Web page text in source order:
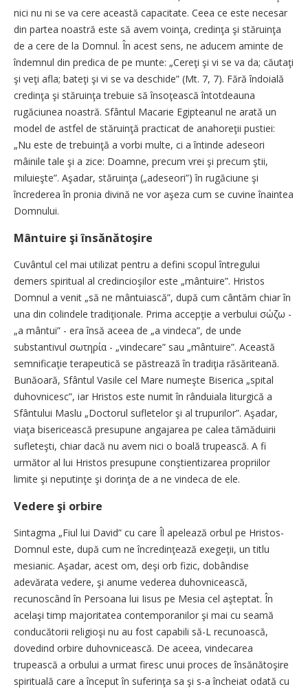
nici nu ni se va cere această capacitate. Ceea ce este necesar
din partea noastră este să avem voinţa, credinţa şi stăruinţa
de a cere de la Domnul. În acest sens, ne aducem aminte de
îndemnul din predica de pe munte: „Cereţi şi vi se va da; căutaţi
şi veţi afla; bateţi şi vi se va deschide” (Mt. 7, 7). Fără îndoială
credinţa şi stăruinţa trebuie să însoţească întotdeauna
rugăciunea noastră. Sfântul Macarie Egipteanul ne arată un
model de astfel de stăruinţă practicat de anahoreţii pustiei:
„Nu este de trebuinţă a vorbi multe, ci a întinde adeseori
mâinile tale şi a zice: Doamne, precum vrei şi precum ştii,
miluieşte”. Aşadar, stăruinţa („adeseori”) în rugăciune şi
încrederea în pronia divină ne vor aşeza cum se cuvine înaintea
Domnului.
Mântuire şi însănătoşire
Cuvântul cel mai utilizat pentru a defini scopul întregului
demers spiritual al credincioşilor este „mântuire”. Hristos
Domnul a venit „să ne mântuiască”, după cum cântăm chiar în
una din colindele tradiţionale. Prima accepţie a verbului σώζω -
„a mântui” - era însă aceea de „a vindeca”, de unde
substantivul σωτηρία - „vindecare” sau „mântuire”. Această
semnificaţie terapeutică se păstrează în tradiţia răsăriteană.
Bunăoară, Sfântul Vasile cel Mare numeşte Biserica „spital
duhovnicesc”, iar Hristos este numit în rânduiala liturgică a
Sfântului Maslu „Doctorul sufletelor şi al trupurilor”. Aşadar,
viaţa bisericească presupune angajarea pe calea tămăduirii
sufleteşti, chiar dacă nu avem nici o boală trupească. A fi
următor al lui Hristos presupune conştientizarea propriilor
limite şi neputinţe şi dorinţa de a ne vindeca de ele.
Vedere şi orbire
Sintagma „Fiul lui David” cu care Îl apelează orbul pe Hristos-
Domnul este, după cum ne încredinţează exegeţii, un titlu
mesianic. Aşadar, acest om, deşi orb fizic, dobândise
adevărata vedere, şi anume vederea duhovnicească,
recunoscând în Persoana lui Iisus pe Mesia cel aşteptat. În
acelaşi timp majoritatea contemporanilor şi mai cu seamă
conducătorii religioşi nu au fost capabili să-L recunoască,
dovedind orbire duhovnicească. De aceea, vindecarea
trupească a orbului a urmat firesc unui proces de însănătoşire
spirituală care a început în suferinţa sa şi s-a încheiat odată cu